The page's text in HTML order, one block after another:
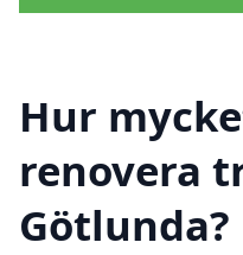
Hur
renovera
Götlunda?